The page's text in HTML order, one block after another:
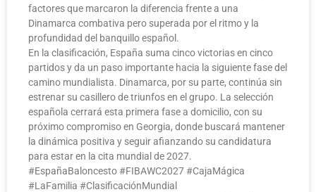
factores que marcaron la diferencia frente a una
Dinamarca combativa pero superada por el ritmo y la
profundidad del banquillo español.
En la clasificación, España suma cinco victorias en cinco
partidos y da un paso importante hacia la siguiente fase del
camino mundialista. Dinamarca, por su parte, continúa sin
estrenar su casillero de triunfos en el grupo. La selección
española cerrará esta primera fase a domicilio, con su
próximo compromiso en Georgia, donde buscará mantener
la dinámica positiva y seguir afianzando su candidatura
para estar en la cita mundial de 2027.
#EspañaBaloncesto #FIBAWC2027 #CajaMágica
#LaFamilia #ClasificaciónMundial